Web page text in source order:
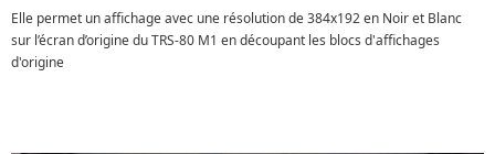
Elle permet un affichage avec une résolution de 384x192 en Noir et Blanc
sur l’écran d’origine du TRS-80 M1 en découpant les blocs d'affichages
d'origine